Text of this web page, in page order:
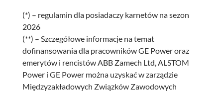
(*) – regulamin dla posiadaczy karnetów na sezon
2026
(**) – Szczegółowe informacje na temat
dofinansowania dla pracowników GE Power oraz
emerytów i rencistów ABB Zamech Ltd, ALSTOM
Power i GE Power można uzyskać w zarządzie
Międzyzakładowych Związków Zawodowych